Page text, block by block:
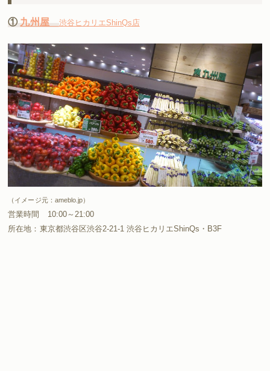
① 九州屋 渋谷ヒカリエShinQs店
（イメージ元：ameblo.jp）
営業時間 10:00～21:00
所在地：東京都渋谷区渋谷2-21-1 渋谷ヒカリエShinQs・B3F